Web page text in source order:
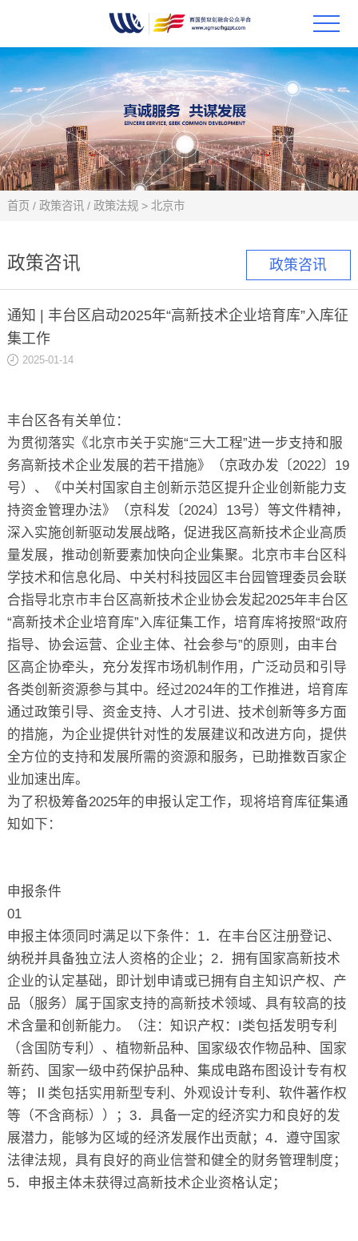
首页
政策
科技
合作
创新
政策咨讯
首页 / 政策咨讯 / 政策法规> 北京市
政策咨讯
通知 | 丰台区启动2025年“高新技术企业培育库”入库征
集工作
2025-01-14
丰台区各有关单位：
为贯彻落实《北京市关于实施“三大工程”进一步支持和服
务高新技术企业发展的若干措施》（京政办发〔2022〕19
号）、《中关村国家自主创新示范区提升企业创新能力支
持资金管理办法》（京科发〔2024〕13号）等文件精神，
深入实施创新驱动发展战略，促进我区高新技术企业高质
量发展，推动创新要素加快向企业集聚。北京市丰台区科
学技术和信息化局、中关村科技园区丰台园管理委员会联
合指导北京市丰台区高新技术企业协会发起2025年丰台区
“高新技术企业培育库”入库征集工作，培育库将按照“政府
指导、协会运营、企业主体、社会参与”的原则，由丰台
区高企协牵头，充分发挥市场机制作用，广泛动员和引导
各类创新资源参与其中。经过2024年的工作推进，培育库
通过政策引导、资金支持、人才引进、技术创新等多方面
的措施，为企业提供针对性的发展建议和改进方向，提供
全方位的支持和发展所需的资源和服务，已助推数百家企
业加速出库。
为了积极筹备2025年的申报认定工作，现将培育库征集通
知如下：
申报条件
01
申报主体须同时满足以下条件：1．在丰台区注册登记、
纳税并具备独立法人资格的企业；2．拥有国家高新技术
企业的认定基础，即计划申请或已拥有自主知识产权、产
品（服务）属于国家支持的高新技术领域、具有较高的技
术含量和创新能力。（注：知识产权：I类包括发明专利
（含国防专利）、植物新品种、国家级农作物品种、国家
新药、国家一级中药保护品种、集成电路布图设计专有权
等；Ⅱ类包括实用新型专利、外观设计专利、软件著作权
等（不含商标））；3．具备一定的经济实力和良好的发
展潜力，能够为区域的经济发展作出贡献；4．遵守国家
法律法规，具有良好的商业信誉和健全的财务管理制度；
5．申报主体未获得过高新技术企业资格认定；